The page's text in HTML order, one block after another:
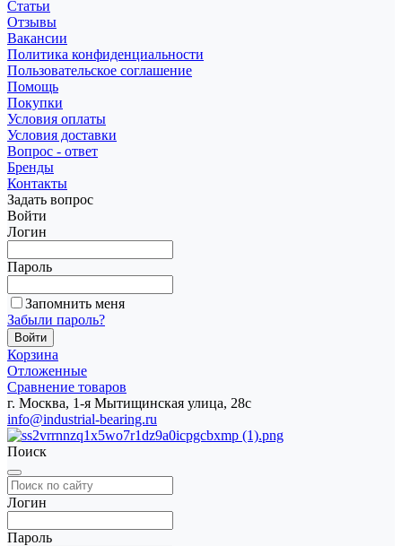
Статьи
Отзывы
Вакансии
Политика конфиденциальности
Пользовательское соглашение
Помощь
Покупки
Условия оплаты
Условия доставки
Вопрос - ответ
Бренды
Контакты
Задать вопрос
Войти
Логин
Пароль
Запомнить меня
Забыли пароль?
Корзина
Отложенные
Сравнение товаров
г. Москва, 1-я Мытищинская улица, 28с
info@industrial-bearing.ru
Поиск
Логин
Пароль